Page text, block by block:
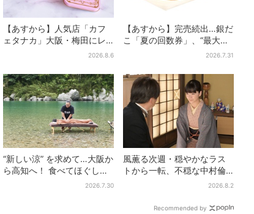
【あすから】人気店「カフ
ェタナカ」大阪・梅田にレ
ア商品集結…本店人気パン＆
夏イベント
2026.8.6
【あすから】完売続出…銀だ
こ「夏の回数券」、“最大
2811円”お得に！数量限定で
2026.7.31
“新しい涼” を求めて…大阪か
ら高知へ！ 食べてほぐして
「仁淀ブルー」でととのう
2026.7.30
風薫る次週・穏やかなラス
トから一転、不穏な中村倫
也の登場に視聴者期待「い
2026.8.2
Recommended by